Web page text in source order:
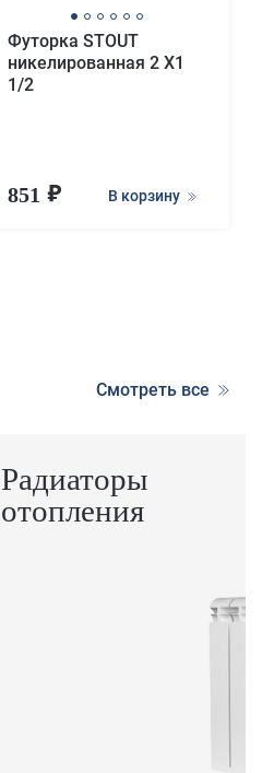
Футорка STOUT
никелированная 2 X1
1/2
851 В корзину
Смотреть все
Радиаторы
отопления